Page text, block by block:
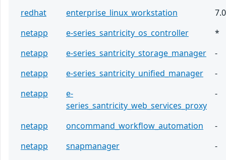
redhat
enterprise_linux_workstation
7.0
netapp
e-series_santricity_os_controller
*
netapp
e-series_santricity_storage_manager
-
netapp
e-series_santricity_unified_manager
-
netapp
e-
series_santricity_web_services_proxy
-
netapp oncommand_workflow_automation
-
netapp
snapmanager
-